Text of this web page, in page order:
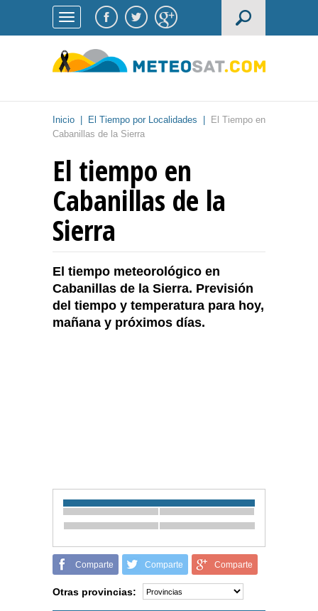
Inicio El Tiempo por Localidades
El Tiempo en
Cabanillas de la Sierra
El tiempo en
Cabanillas de la
Sierra
El tiempo meteorológico en
Cabanillas de la Sierra. Previsión
del tiempo y temperatura para hoy,
mañana y próximos días.
Comparte Comparte Comparte
Otras provincias: